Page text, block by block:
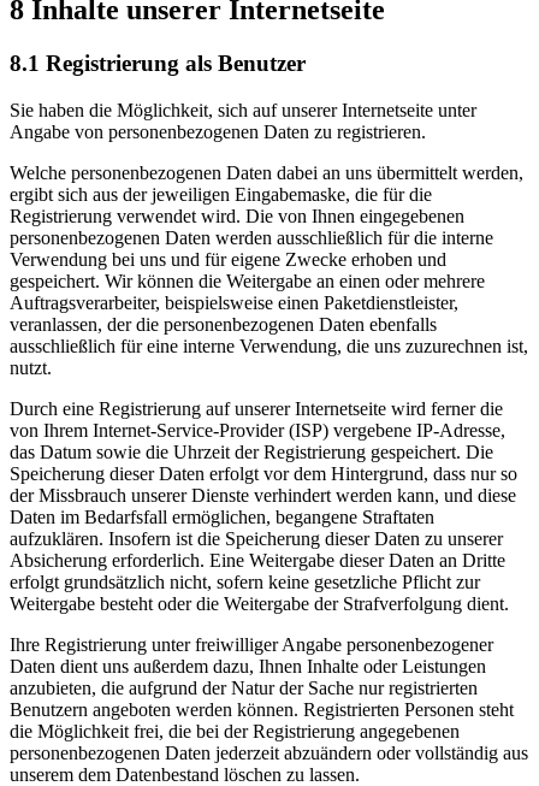
8 Inhalte unserer Internetseite
8.1 Registrierung als Benutzer
Sie haben die Möglichkeit, sich auf unserer Internetseite unter
Angabe von personenbezogenen Daten zu registrieren.
Welche personenbezogenen Daten dabei an uns übermittelt werden,
ergibt sich aus der jeweiligen Eingabemaske, die für die
Registrierung verwendet wird. Die von Ihnen eingegebenen
personenbezogenen Daten werden ausschließlich für die interne
Verwendung bei uns und für eigene Zwecke erhoben und
gespeichert. Wir können die Weitergabe an einen oder mehrere
Auftragsverarbeiter, beispielsweise einen Paketdienstleister,
veranlassen, der die personenbezogenen Daten ebenfalls
ausschließlich für eine interne Verwendung, die uns zuzurechnen ist,
nutzt.
Durch eine Registrierung auf unserer Internetseite wird ferner die
von Ihrem Internet-Service-Provider (ISP) vergebene IP-Adresse,
das Datum sowie die Uhrzeit der Registrierung gespeichert. Die
Speicherung dieser Daten erfolgt vor dem Hintergrund, dass nur so
der Missbrauch unserer Dienste verhindert werden kann, und diese
Daten im Bedarfsfall ermöglichen, begangene Straftaten
aufzuklären. Insofern ist die Speicherung dieser Daten zu unserer
Absicherung erforderlich. Eine Weitergabe dieser Daten an Dritte
erfolgt grundsätzlich nicht, sofern keine gesetzliche Pflicht zur
Weitergabe besteht oder die Weitergabe der Strafverfolgung dient.
Ihre Registrierung unter freiwilliger Angabe personenbezogener
Daten dient uns außerdem dazu, Ihnen Inhalte oder Leistungen
anzubieten, die aufgrund der Natur der Sache nur registrierten
Benutzern angeboten werden können. Registrierten Personen steht
die Möglichkeit frei, die bei der Registrierung angegebenen
personenbezogenen Daten jederzeit abzuändern oder vollständig aus
unserem dem Datenbestand löschen zu lassen.